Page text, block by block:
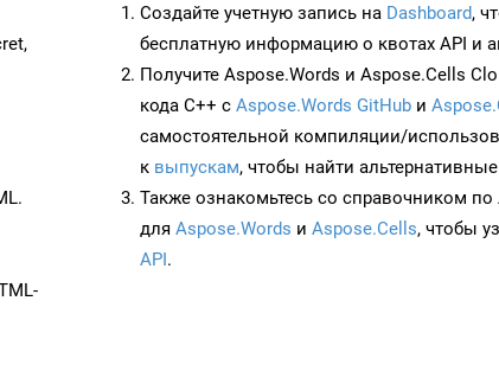
Создайте учетную запись на Dashboard,
бесплатную информацию о квотах API и
Получите Aspose.Words и Aspose.Cells
кода C++ с Aspose.Words GitHub и
самостоятельной компиляции/
к выпускам, чтобы найти
Также ознакомьтесь со справочником по
для Aspose.Words и Aspose.Cells, чтобы
API.